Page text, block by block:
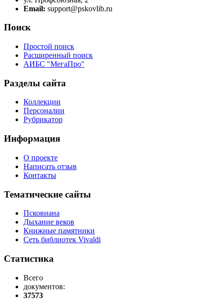
Email: support@pskovlib.ru
Поиск
Простой поиск
Расширенный поиск
АИБС "МегаПро"
Разделы сайта
Коллекции
Персоналии
Рубрикатор
Информация
О проекте
Написать отзыв
Контакты
Тематические сайты
Псковиана
Дыхание веков
Книжные памятники
Сеть библиотек Vivaldi
Статистика
Всего
документов:
37573